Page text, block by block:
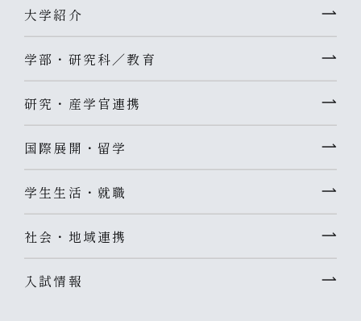
大学紹介
学部・研究科／教育
研究・産学官連携
国際展開・留学
学生生活・就職
社会・地域連携
入試情報